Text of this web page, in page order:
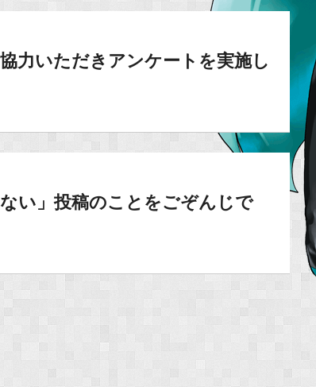
力いただきアンケートを実施し
い」投稿のことをごぞんじで